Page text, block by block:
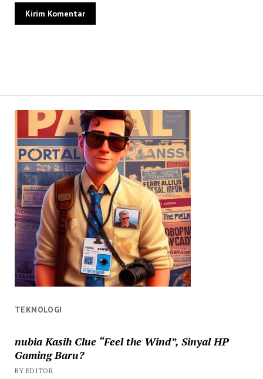
TEKNOLOGI
nubia Kasih Clue “Feel the Wind”, Sinyal HP
Gaming Baru?
BY EDITOR